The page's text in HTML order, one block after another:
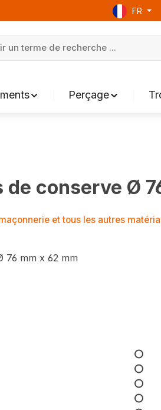
FR
Perçage
conserve Ø
et tous les autres